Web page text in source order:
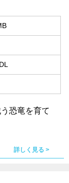
恐竜を育て
詳しく見る >